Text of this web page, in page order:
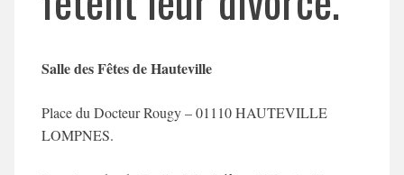
Salle des Fêtes de Hauteville
Place du Docteur Rougy – 01110 HAUTEVILLE
LOMPNES.